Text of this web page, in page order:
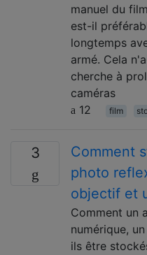
manuel du
est-il
longtemps
armé. Cela
cherche à
caméras
12
film
3
Comment
photo
objectif et
Comment un
numérique,
ils être